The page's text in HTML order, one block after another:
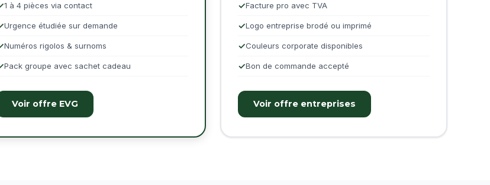
1 à 4 pièces via contact
Urgence étudiée sur demande
Numéros rigolos & surnoms
Pack groupe avec sachet cadeau
Voir offre EVG
Facture pro avec TVA
Logo entreprise brodé ou imprimé
Couleurs corporate disponibles
Bon de commande accepté
Voir offre entreprises